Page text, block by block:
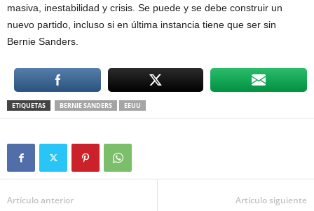
masiva, inestabilidad y crisis. Se puede y se debe construir un
nuevo partido, incluso si en última instancia tiene que ser sin
Bernie Sanders.
ETIQUETAS BERNIE SANDERS EEUU
Artículo anterior Artículo siguiente